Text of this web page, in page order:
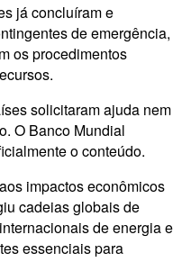
já concluíram e
de emergência,
os procedimentos
solicitaram ajuda nem
O Banco Mundial
o conteúdo.
impactos econômicos
cadeias globais de
de energia e
essenciais para